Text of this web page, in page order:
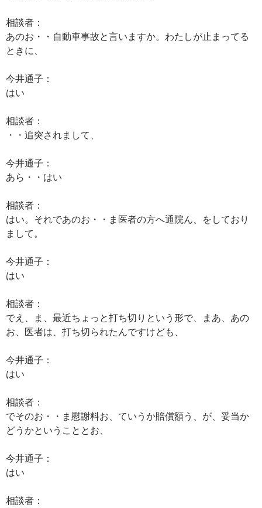
相談者：
あのお・・自動車事故と言いますか。わたしが止まってる
ときに、
今井通子：
はい
相談者：
・・追突されまして、
今井通子：
あら・・はい
相談者：
はい。それであのお・・ま医者の方へ通院ん、をしており
まして。
今井通子：
はい
相談者：
でえ、ま、最近ちょっと打ち切りという形で、まあ、あの
お、医者は、打ち切られたんですけども、
今井通子：
はい
相談者：
でそのお・・ま慰謝料お、ていうか賠償額う、が、妥当か
どうかということとお、
今井通子：
はい
相談者：